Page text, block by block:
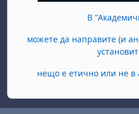
В
можете да направите (и
нещо е етично или не в